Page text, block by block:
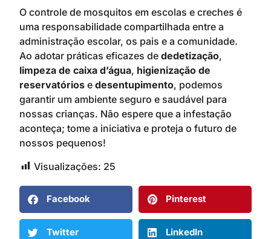
O controle de mosquitos em escolas e creches é
uma responsabilidade compartilhada entre a
administração escolar, os pais e a comunidade.
Ao adotar práticas eficazes de dedetização,
limpeza de caixa d’água, higienização de
reservatórios e desentupimento, podemos
garantir um ambiente seguro e saudável para
nossas crianças. Não espere que a infestação
aconteça; tome a iniciativa e proteja o futuro de
nossos pequenos!
Visualizações: 25
Facebook Pinterest
Twitter LinkedIn